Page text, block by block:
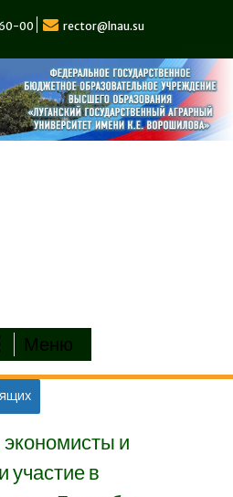
00
rector@lnau.su
Меню
и
участие в